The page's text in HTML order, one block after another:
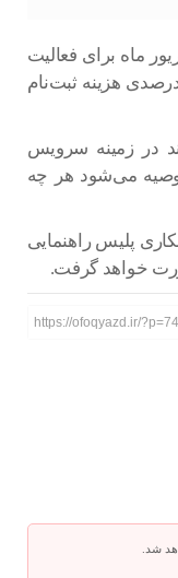
ماه برای فعالیت
راننده سرویس مدارس در سامانه سپند ثبت‌نام کنند، از تخفیف ۵۰ درصدی هزینه ثبت‌نام
در زمینه سرویس
می‌شود هر چه
پلیس راهنمایی
خواهد گرفت.
https://ofoqyazd.ir/
شد.